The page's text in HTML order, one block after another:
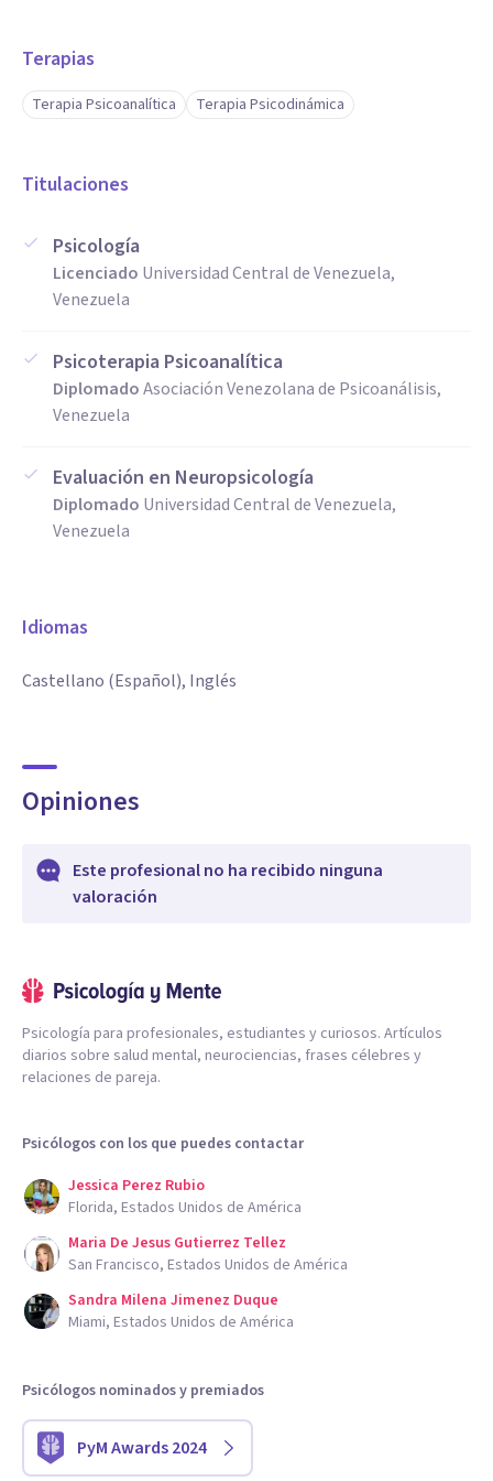
Terapias
Terapia Psicoanalítica Terapia Psicodinámica
Titulaciones
Psicología
Licenciado Universidad Central de Venezuela,
Venezuela
Psicoterapia Psicoanalítica
DiplomadoAsociación Venezolana de Psicoanálisis,
Venezuela
Evaluación en Neuropsicología
Diplomado Universidad Central de Venezuela,
Venezuela
Idiomas
Castellano (Español), Inglés
Opiniones
Este profesional no ha recibido ninguna
valoración
Psicología para profesionales, estudiantes y curiosos. Artículos
diarios sobre salud mental, neurociencias, frases célebres y
relaciones de pareja.
Psicólogos con los que puedes contactar
Jessica Perez Rubio
Florida, Estados Unidos de América
Maria De Jesus Gutierrez Tellez
San Francisco, Estados Unidos de América
Sandra Milena Jimenez Duque
Miami, Estados Unidos de América
Psicólogos nominados y premiados
PyM Awards 2024